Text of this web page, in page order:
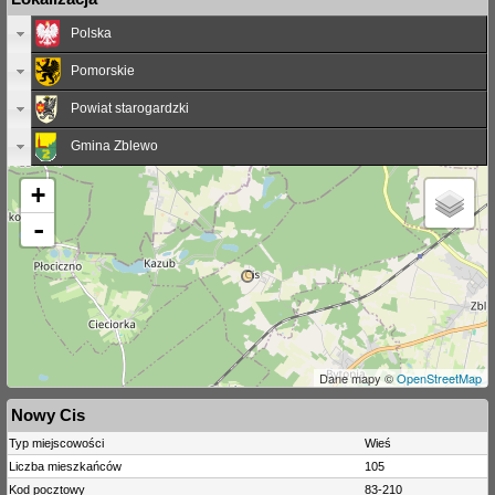
Polska
Pomorskie
Powiat starogardzki
Gmina Zblewo
+
-
Dane mapy ©OpenStreetMap
Nowy Cis
Typ miejscowości
Wieś
Liczba mieszkańców
105
Kod pocztowy
83-210